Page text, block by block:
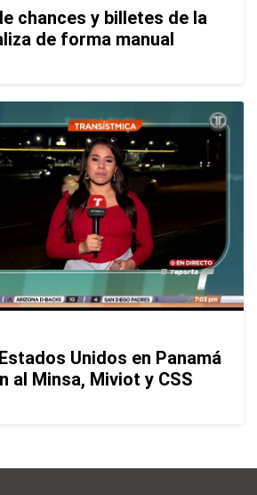
chances y billetes de la
de forma manual
Unidos en Panamá
al Minsa, Miviot y CSS